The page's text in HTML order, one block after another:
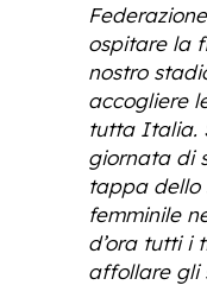
ospitare la
nostro
accogliere
tutta Italia.
giornata di
tappa dello
femminile
d’ora tutti i
affollare gli